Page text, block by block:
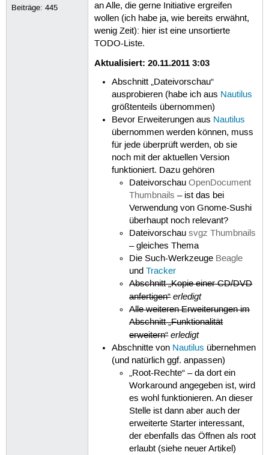
Beiträge:445
an Alle, die gerne Initiative ergreifen
wollen (ich habe ja, wie bereits erwähnt,
wenig Zeit): hier ist eine unsortierte
TODO-Liste.
Aktualisiert: 20.11.2011 3:03
Abschnitt „Dateivorschau“
ausprobieren (habe ich aus Nautilus
größtenteils übernommen)
Bevor Erweiterungen aus Nautilus
übernommen werden können, muss
für jede überprüft werden, ob sie
noch mit der aktuellen Version
funktioniert. Dazu gehören
DateivorschauOpenDocument
Thumbnails – ist das bei
Verwendung von Gnome-Sushi
überhaupt noch relevant?
Dateivorschausvgz Thumbnails
– gleiches Thema
Die Such-Werkzeuge Beagle
undTracker
Abschnitt „Kopie einer CD/DVD
anfertigen“ erledigt
Alle weiteren Erweiterungen im
Abschnitt „Funktionalität
erweitern“ erledigt
Abschnitte von Nautilus übernehmen
(und natürlich ggf. anpassen)
„Root-Rechte“ – da dort ein
Workaround angegeben ist, wird
es wohl funktionieren. An dieser
Stelle ist dann aber auch der
erweiterte Starter interessant,
der ebenfalls das Öffnen als root
erlaubt (siehe neuer Artikel)